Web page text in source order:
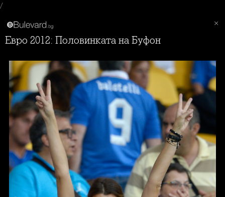
/
Евро 2012: Половинката на Буфон